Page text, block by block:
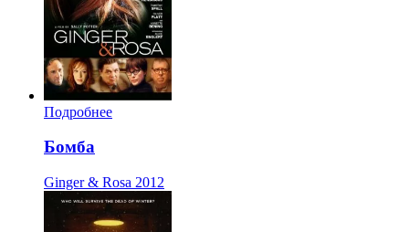
Подробнее
Бомба
Ginger & Rosa 2012